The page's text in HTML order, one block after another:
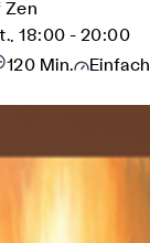
Zen
18:00 - 20:00
120 Min.
Einfach